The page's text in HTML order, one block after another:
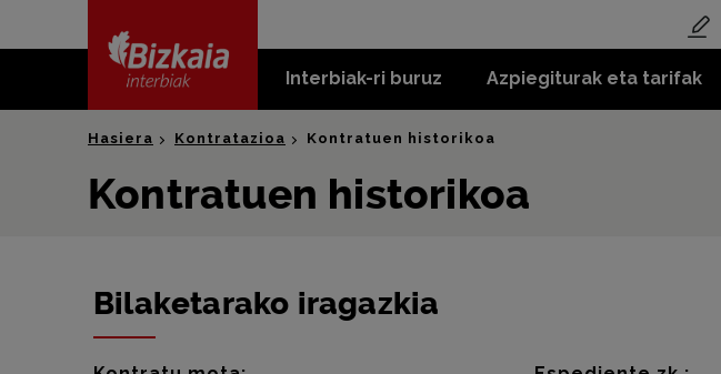
content
Interbiak-ri buruz Azpiegiturak eta tarifak
Hasiera Kontratazioa Kontratuen historikoa
Kontratuen historikoa
Bilaketarako iragazkia